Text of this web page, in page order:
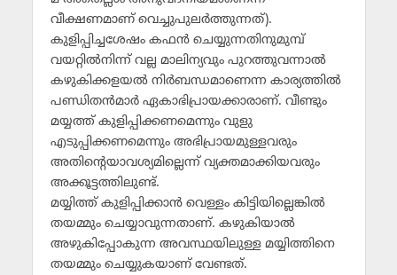
വീക്ഷണമാണ് വെച്ചുപുലര്‍ത്തുന്നത്).
കുളിപ്പിച്ചശേഷം കഫന്‍ ചെയ്യുന്നതിനുമുമ്പ്
വയറ്റില്‍നിന്ന് വല്ല മാലിന്യവും പുറത്തുവന്നാല്‍
കഴുകിക്കളയല്‍ നിര്‍ബന്ധമാണെന്ന കാര്യത്തില്‍
പണ്ഡിതന്‍മാര്‍ ഏകാഭിപ്രായക്കാരാണ്. വീണ്ടും
മയ്യത്ത് കുളിപ്പിക്കണമെന്നും വുളു
എടുപ്പിക്കണമെന്നും അഭിപ്രായമുള്ളവരും
അതിന്റെയാവശ്യമില്ലെന്ന് വ്യക്തമാക്കിയവരും
അക്കൂട്ടത്തിലുണ്ട്.
മയ്യിത്ത് കുളിപ്പിക്കാന്‍ വെള്ളം കിട്ടിയില്ലെങ്കില്‍
തയമ്മും ചെയ്യാവുന്നതാണ്. കഴുകിയാല്‍
അഴുകിപ്പോകുന്ന അവസ്ഥയിലുള്ള മയ്യിത്തിനെ
തയമ്മും ചെയ്യുകയാണ് വേണ്ടത്.